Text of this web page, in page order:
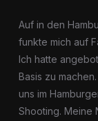
Auf in den
funkte mich auf
Ich hatte
Basis zu
uns im
Shooting. Meine